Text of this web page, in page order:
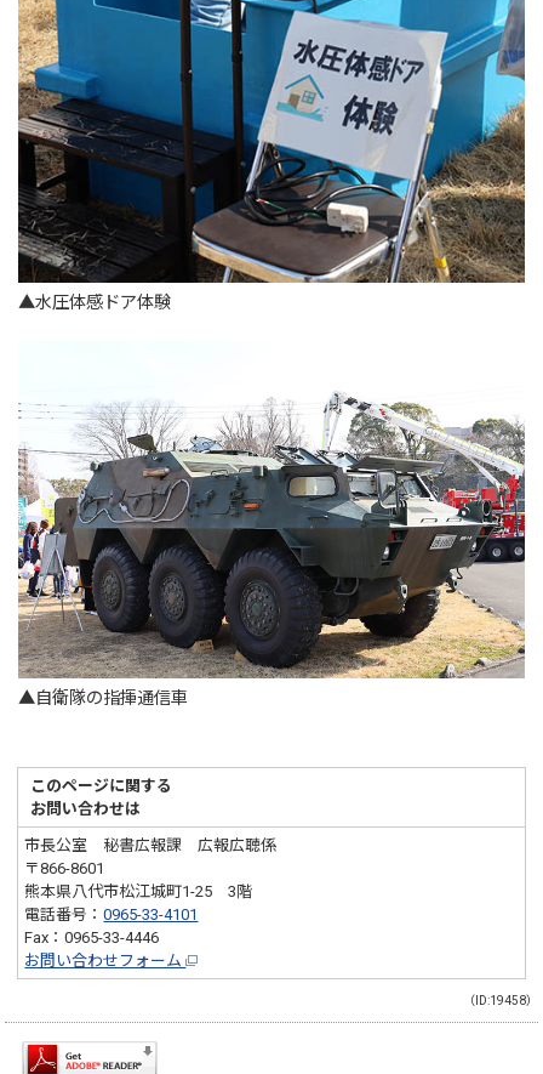
▲水圧体感ドア体験
▲自衛隊の指揮通信車
このページに関する
お問い合わせは
市長公室 秘書広報課 広報広聴係
〒866-8601
熊本県八代市松江城町1-25 3階
電話番号：0965-33-4101
Fax：0965-33-4446
お問い合わせフォーム
（ID:19458）